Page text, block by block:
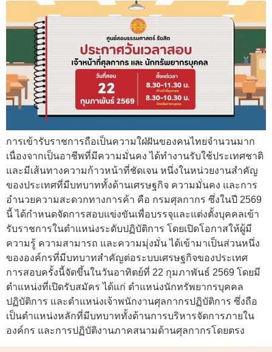
การเข้ารับราชการถือเป็นความใฝ่ฝันของคนไทยจำนวนมาก
เนื่องจากเป็นอาชีพที่มีความมั่นคง ได้ทำงานรับใช้ประเทศชาติ
และมีเส้นทางความก้าวหน้าที่ชัดเจน หนึ่งในหน่วยงานสำคัญ
ของประเทศที่มีบทบาททั้งด้านเศรษฐกิจ ความมั่นคง และการ
อำนวยความสะดวกทางการค้า คือ กรมศุลกากร ซึ่งในปี 2569
นี้ ได้กำหนดจัดการสอบแข่งขันเพื่อบรรจุและแต่งตั้งบุคคลเข้า
รับราชการในตำแหน่งระดับปฏิบัติการ โดยเปิดโอกาสให้ผู้มี
ความรู้ ความสามารถ และความมุ่งมั่น ได้เข้ามาเป็นส่วนหนึ่ง
ขององค์กรที่มีบทบาทสำคัญต่อระบบเศรษฐกิจของประเทศ
การสอบครั้งนี้จัดขึ้นในวันอาทิตย์ที่ 22 กุมภาพันธ์ 2569 โดยมี
ตำแหน่งที่เปิดรับสมัคร ได้แก่ ตำแหน่งนักทรัพยากรบุคคล
ปฏิบัติการ และตำแหน่งเจ้าพนักงานศุลกากรปฏิบัติการ ซึ่งถือ
เป็นตำแหน่งหลักที่มีบทบาททั้งด้านการบริหารจัดการภายใน
องค์กร และการปฏิบัติงานภาคสนามด้านศุลกากรโดยตรง